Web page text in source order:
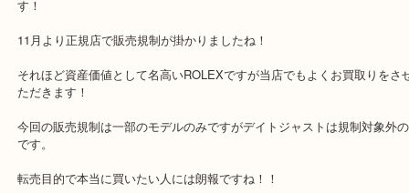
公開日:2019/12/05 最終更新日:2025/07/23
ス N/A N/A ）
全て
時計 ロレックス 泉ヶ丘
泉ケ丘のお客様よりロレックス Rolexのデイトジャストのお買取り
11月より正規店で販売規制が掛かりましたね！
それほど資産価値として名高いROLEXですが当店でもよくお買取